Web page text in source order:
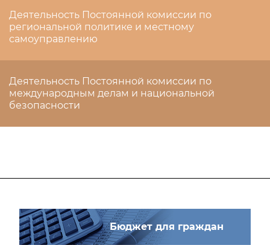
Деятельность Постоянной комиссии по
региональной политике и местному
самоуправлению
Деятельность Постоянной комиссии по
международным делам и национальной
безопасности
Бюджет для граждан